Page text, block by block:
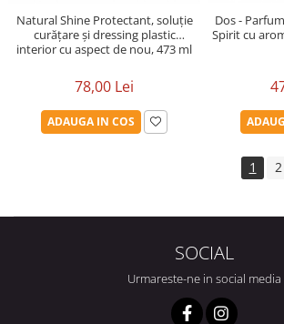
Natural Shine Protectant, soluție
curățare și dressing plastic
interior cu aspect de nou, 473 ml
78,00 Lei
ADAUGA IN COS
Dos -
Spirit cu
1 2
SOCIAL
Urmareste-ne in social media